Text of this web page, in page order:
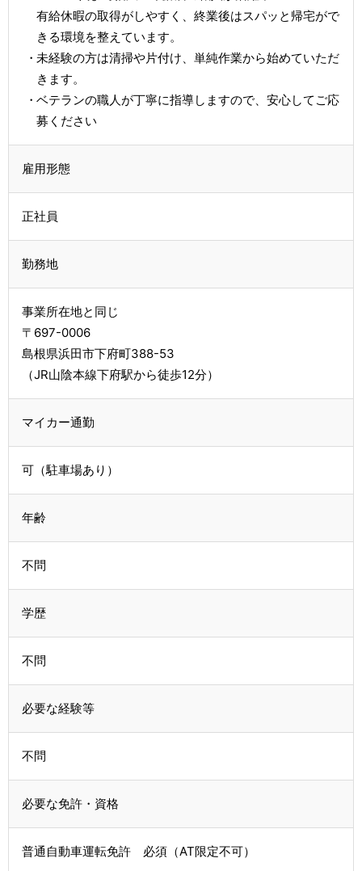
有給休暇の取得がしやすく、終業後はスパッと帰宅がで
きる環境を整えています。
未経験の方は清掃や片付け、単純作業から始めていただ
きます。
ベテランの職人が丁寧に指導しますので、安心してご応
募ください
雇用形態
正社員
勤務地
事業所在地と同じ
〒697-0006
島根県浜田市下府町388-53
（JR山陰本線下府駅から徒歩12分）
マイカー通勤
可（駐車場あり）
年齢
不問
学歴
不問
必要な経験等
不問
必要な免許・資格
普通自動車運転免許 必須（AT限定不可）